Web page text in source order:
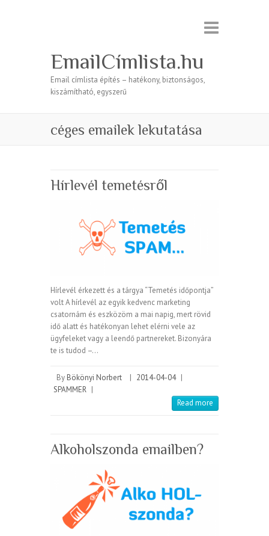
EmailCímlista.hu
Email címlista építés – hatékony, biztonságos,
kiszámítható, egyszerű
céges emailek lekutatása
Hírlevél temetésről
Hírlevél érkezett és a tárgya “Temetés időpontja”
volt A hírlevél az egyik kedvenc marketing
csatornám és eszközöm a mai napig, mert rövid
idő alatt és hatékonyan lehet elérni vele az
ügyfeleket vagy a leendő partnereket. Bizonyára
te is tudod –…
By Bökönyi Norbert | 2014-04-04 |
SPAMMER |
Read more
Alkoholszonda emailben?